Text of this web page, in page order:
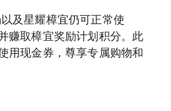
及星耀樟宜仍可正常使
赚取樟宜奖励计划积分。此
用现金券，尊享专属购物和